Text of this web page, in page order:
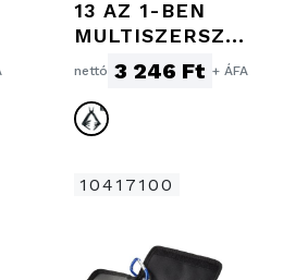
13 AZ 1-BEN
MULTISZERSZÁ
nettó 3 246 Ft + ÁFA
10417100